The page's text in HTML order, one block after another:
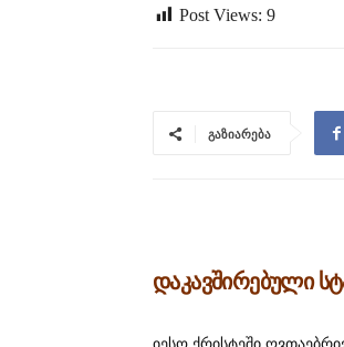
Post Views: 9
გაზიარება
დაკავშირებული